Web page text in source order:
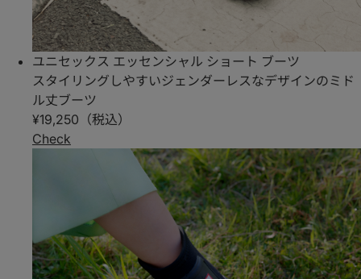
ユニセックス エッセンシャル ショート ブーツ
スタイリングしやすいジェンダーレスなデザインのミド
ル丈ブーツ
¥19,250（税込）
Check